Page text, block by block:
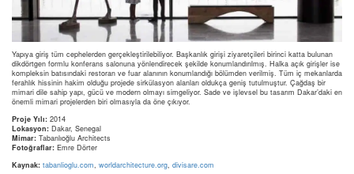
Yapıya giriş tüm cephelerden gerçekleştirilebiliyor. Başkanlık girişi ziyaretçileri birinci katta bulunan
dikdörtgen formlu konferans salonuna yönlendirecek şekilde konumlandırılmış. Halka açık girişler ise
kompleksin batısındaki restoran ve fuar alanının konumlandığı bölümden verilmiş. Tüm iç mekanlarda
ferahlık hissinin hakim olduğu projede sirkülasyon alanları oldukça geniş tutulmuştur. Çağdaş bir
mimari dile sahip yapı, gücü ve modern olmayı simgeliyor. Sade ve işlevsel bu tasarım Dakar’daki en
önemli mimari projelerden biri olmasıyla da öne çıkıyor.
Proje Yılı: 2014
Lokasyon: Dakar, Senegal
Mimar: Tabanlıoğlu Architects
Fotoğraflar: Emre Dörter
Kaynak: tabanlioglu.com, worldarchitecture.org, divisare.com